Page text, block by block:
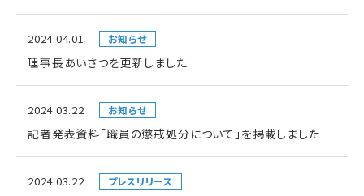
2024.04.01 お知らせ
理事長あいさつを更新しました
2024.03.22 お知らせ
記者発表資料「職員の懲戒処分について」を掲載しました
2024.03.22 プレスリリース